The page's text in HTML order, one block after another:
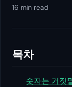
16 min read
목차
숫자는 거짓